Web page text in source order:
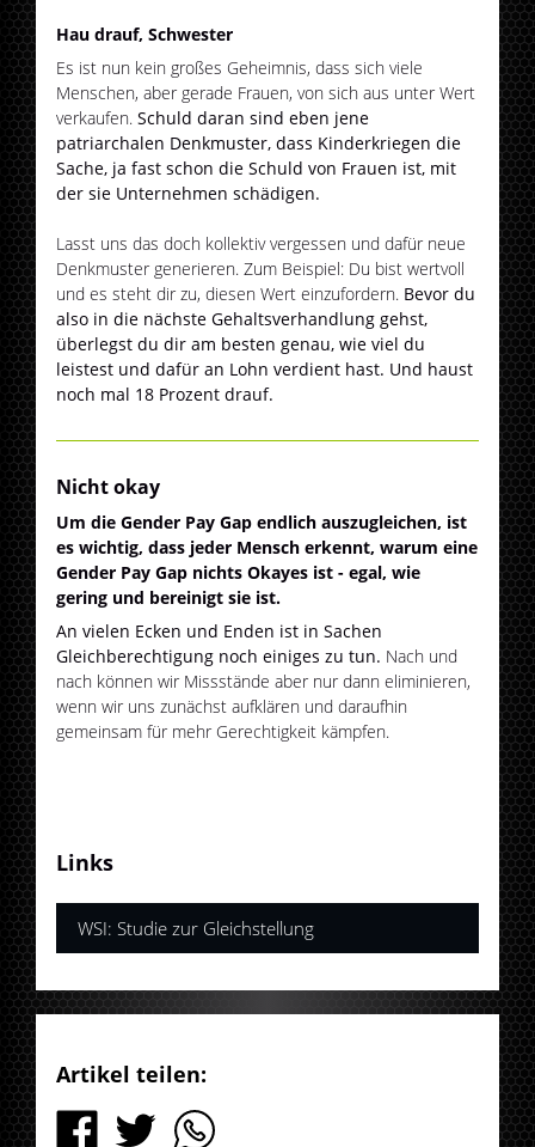
Hau drauf, Schwester
Es ist nun kein großes Geheimnis, dass sich viele
Menschen, aber gerade Frauen, von sich aus unter Wert
verkaufen.Schuld daran sind eben jene
patriarchalen Denkmuster, dass Kinderkriegen die
Sache, ja fast schon die Schuld von Frauen ist, mit
der sie Unternehmen schädigen.
Lasst uns das doch kollektiv vergessen und dafür neue
Denkmuster generieren. Zum Beispiel: Du bist wertvoll
und es steht dir zu, diesen Wert einzufordern. Bevor du
also in die nächste Gehaltsverhandlung gehst,
überlegst du dir am besten genau, wie viel du
leistest und dafür an Lohn verdient hast. Und haust
noch mal 18 Prozent drauf.
Nicht okay
Um die Gender Pay Gap endlich auszugleichen, ist
es wichtig, dass jeder Mensch erkennt, warum eine
Gender Pay Gap nichts Okayes ist - egal, wie
gering und bereinigt sie ist.
An vielen Ecken und Enden ist in Sachen
Gleichberechtigung noch einiges zu tun. Nach und
nach können wir Missstände aber nur dann eliminieren,
wenn wir uns zunächst aufklären und daraufhin
gemeinsam für mehr Gerechtigkeit kämpfen.
Links
WSI: Studie zur Gleichstellung
Artikel teilen: